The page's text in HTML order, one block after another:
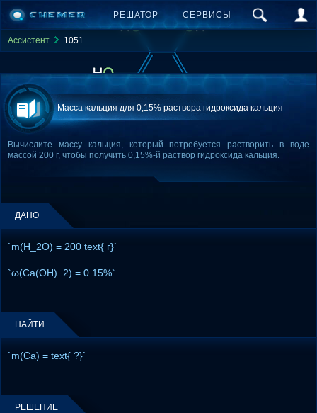
РЕШАТОР СЕРВИСЫ
Ассистент 1051
Масса кальция для 0,15% раствора гидроксида кальция
Вычислите массу кальция, который потребуется растворить в воде
массой 200 г, чтобы получить 0,15%-й раствор гидроксида кальция.
ДАНО
`m(H_2O) = 200 text{ г}`
`ω(Ca(OH)_2) = 0.15%`
НАЙТИ
`m(Ca) = text{ ?}`
РЕШЕНИЕ